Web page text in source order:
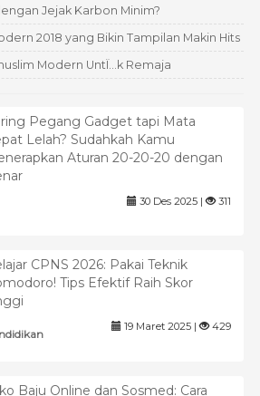
Jejak Karbon Minim?
2018 yang Bikin Tampilan Makin Hits
Modern UntÏ…k Remaja
Pegang Gadget tapi Mata
Lelah? Sudahkah Kamu
Aturan 20-20-20 dengan
30 Des 2025 | 311
CPNS 2026: Pakai Teknik
Tips Efektif Raih Skor
19 Maret 2025 | 429
Baju Online dan Sosmed: Cara